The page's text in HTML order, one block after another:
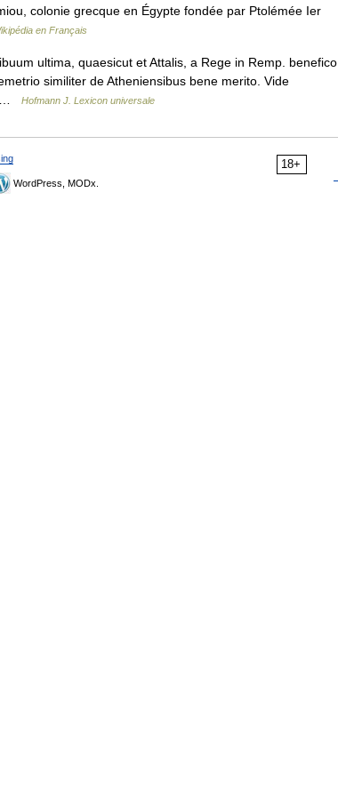
colonie grecque en Égypte fondée par Ptolémée Ier
en Français
ultima, quaesicut et Attalis, a Rege in Remp. benefico
similiter de Atheniensibus bene merito. Vide
…
Hofmann J. Lexicon universale
18+
WordPress, MODx.